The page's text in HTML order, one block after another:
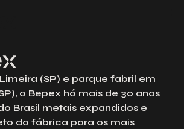
(SP) e parque fabril em
a Bepex há mais de 30 anos
Brasil metais expandidos e
da fábrica para os mais
abaixo para solicitar
Nossa equipe está à
esclarecer suas dúvidas e
solicitações com agilidade
e excelência.